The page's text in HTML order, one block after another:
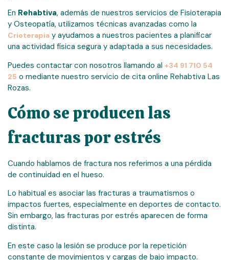
En Rehabtiva, además de nuestros servicios de Fisioterapia
y Osteopatía, utilizamos técnicas avanzadas como la
Crioterapia y ayudamos a nuestros pacientes a planificar
una actividad física segura y adaptada a sus necesidades.
Puedes contactar con nosotros llamando al +34 91 710 54
25 o mediante nuestro servicio de cita online Rehabtiva Las
Rozas.
Cómo se producen las
fracturas por estrés
Cuando hablamos de fractura nos referimos a una pérdida
de continuidad en el hueso.
Lo habitual es asociar las fracturas a traumatismos o
impactos fuertes, especialmente en deportes de contacto.
Sin embargo, las fracturas por estrés aparecen de forma
distinta.
En este caso la lesión se produce por la repetición
constante de movimientos y cargas de bajo impacto.